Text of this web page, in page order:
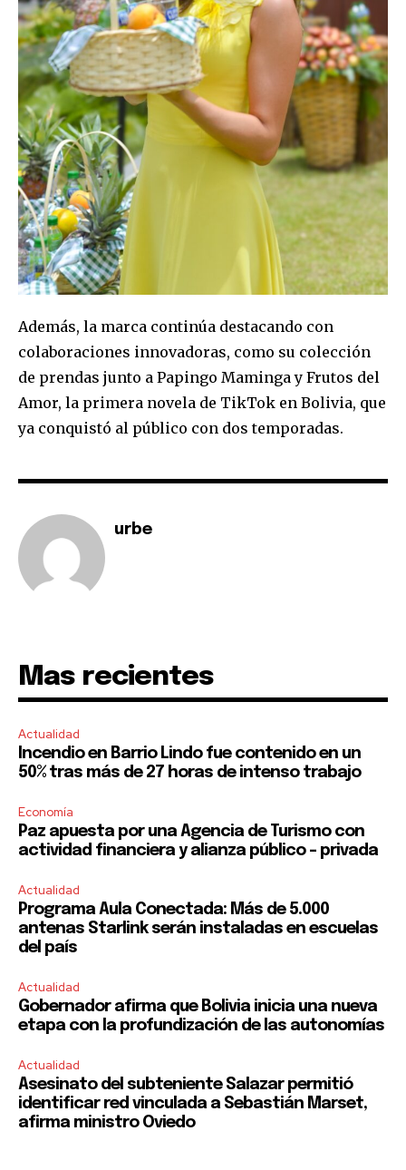
I've read and accept thePrivacy Policy .
Además, la marca continúa destacando con
colaboraciones innovadoras, como su colección
de prendas junto a Papingo Maminga y Frutos del
Amor, la primera novela de TikTok en Bolivia, que
ya conquistó al público con dos temporadas.
urbe
Mas recientes
Actualidad
Incendio en Barrio Lindo fue contenido en un
50% tras más de 27 horas de intenso trabajo
Economía
Paz apuesta por una Agencia de Turismo con
actividad financiera y alianza público – privada
Actualidad
Programa Aula Conectada: Más de 5.000
antenas Starlink serán instaladas en escuelas
del país
Actualidad
Gobernador afirma que Bolivia inicia una nueva
etapa con la profundización de las autonomías
Actualidad
Asesinato del subteniente Salazar permitió
identificar red vinculada a Sebastián Marset,
afirma ministro Oviedo